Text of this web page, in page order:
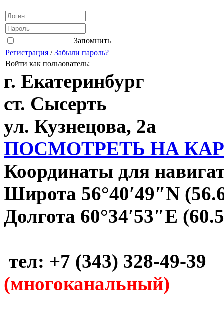
Запомнить
Регистрация /Забыли пароль?
Войти как пользователь:
г. Екатеринбург
ст. Сысерть
ул. Кузнецова, 2а
ПОСМОТРЕТЬ НА
Координаты для
Широта 56°40′49″N
Долгота 60°34′53″E
тел: +7 (343) 328-49-39
(многоканальный)